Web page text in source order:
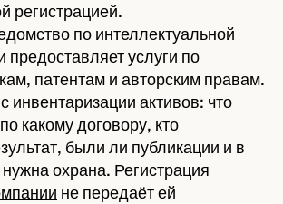
регистрацией.
по интеллектуальной
предоставляет услуги по
патентам и авторским правам.
инвентаризации активов: что
какому договору, кто
были ли публикации и в
нужна охрана. Регистрация
не передаёт ей